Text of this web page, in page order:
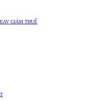
GIẢM THUẾ